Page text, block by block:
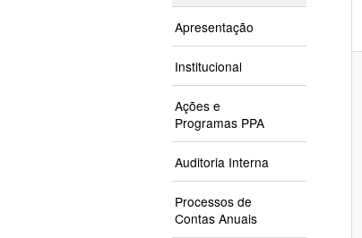
Apresentação
Institucional
Ações e
Programas PPA
Auditoria Interna
Processos de
Contas Anuais